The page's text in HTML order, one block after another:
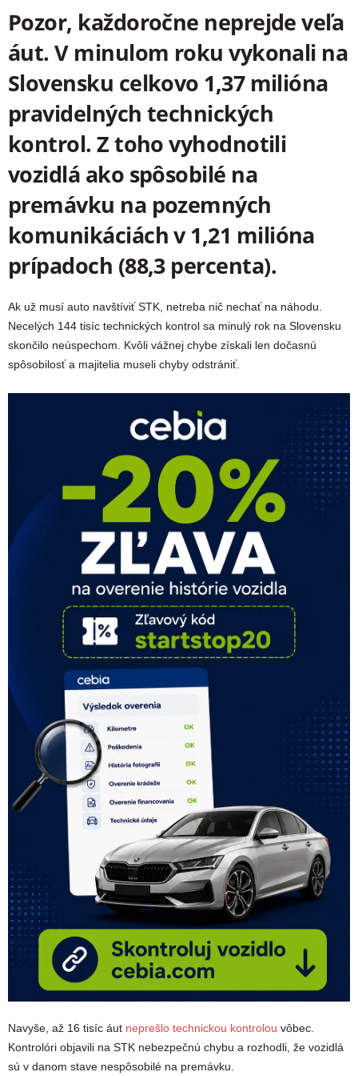
Pozor, každoročne neprejde veľa
áut. V minulom roku vykonali na
Slovensku celkovo 1,37 milióna
pravidelných technických
kontrol. Z toho vyhodnotili
vozidlá ako spôsobilé na
premávku na pozemných
komunikáciách v 1,21 milióna
prípadoch (88,3 percenta).
Ak už musí auto navštíviť STK, netreba nič nechať na náhodu.
Necelých 144 tisíc technických kontrol sa minulý rok na Slovensku
skončilo neúspechom. Kvôli vážnej chybe získali len dočasnú
spôsobilosť a majitelia museli chyby odstrániť.
Navyše, až 16 tisíc áut neprešlo technickou kontrolou vôbec.
Kontrolóri objavili na STK nebezpečnú chybu a rozhodli, že vozidlá
sú v danom stave nespôsobilé na premávku.